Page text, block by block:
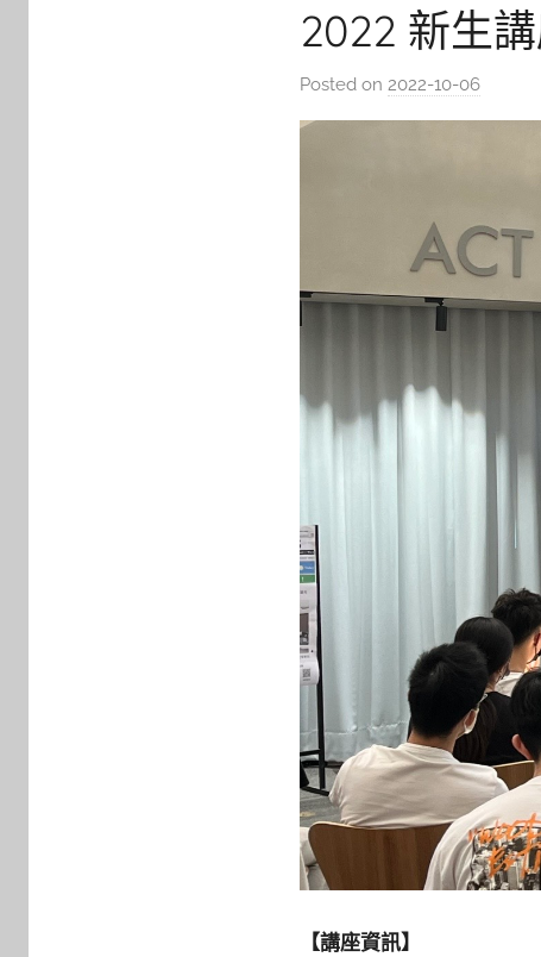
2022 新生
Posted on 2022-10-06
y
【講座資訊】